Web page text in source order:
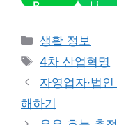
Categories
생활 정보
Tags
4차 산업혁명
자영업자·법
해하기